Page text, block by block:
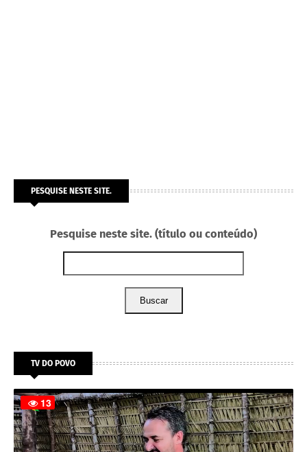
PESQUISE NESTE SITE.
Pesquise neste site. (título ou conteúdo)
Buscar
TV DO POVO